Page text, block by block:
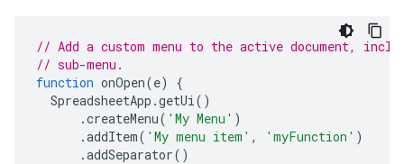
// Add a custom menu to the active document,
// sub-menu.
function onOpen(e)
{
SpreadsheetApp .getUi()
.createMenu( 'My Menu' )
.addItem( 'My menu item' , 'myFunction' )
.addSeparator()